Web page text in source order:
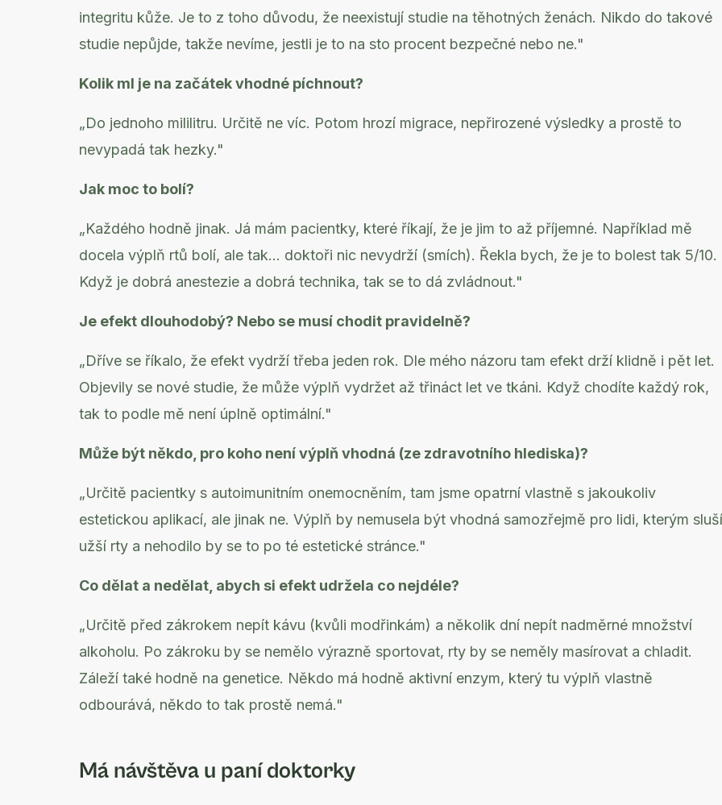
integritu kůže. Je to z toho důvodu, že neexistují studie na těhotných ženách. Nikdo do takové
studie nepůjde, takže nevíme, jestli je to na sto procent bezpečné nebo ne."
Kolik ml je na začátek vhodné píchnout?
„Do jednoho mililitru. Určitě ne víc. Potom hrozí migrace, nepřirozené výsledky a prostě to
nevypadá tak hezky."
Jak moc to bolí?
„Každého hodně jinak. Já mám pacientky, které říkají, že je jim to až příjemné. Například mě
docela výplň rtů bolí, ale tak... doktoři nic nevydrží (smích). Řekla bych, že je to bolest tak 5/10.
Když je dobrá anestezie a dobrá technika, tak se to dá zvládnout."
Je efekt dlouhodobý? Nebo se musí chodit pravidelně?
„Dříve se říkalo, že efekt vydrží třeba jeden rok. Dle mého názoru tam efekt drží klidně i pět let.
Objevily se nové studie, že může výplň vydržet až třináct let ve tkáni. Když chodíte každý rok,
tak to podle mě není úplně optimální."
Může být někdo, pro koho není výplň vhodná (ze zdravotního hlediska)?
„Určitě pacientky s autoimunitním onemocněním, tam jsme opatrní vlastně s jakoukoliv
estetickou aplikací, ale jinak ne. Výplň by nemusela být vhodná samozřejmě pro lidi, kterým sluší
užší rty a nehodilo by se to po té estetické stránce."
Co dělat a nedělat, abych si efekt udržela co nejdéle?
„Určitě před zákrokem nepít kávu (kvůli modřinkám) a několik dní nepít nadměrné množství
alkoholu. Po zákroku by se nemělo výrazně sportovat, rty by se neměly masírovat a chladit.
Záleží také hodně na genetice. Někdo má hodně aktivní enzym, který tu výplň vlastně
odbourává, někdo to tak prostě nemá."
Má návštěva u paní doktorky